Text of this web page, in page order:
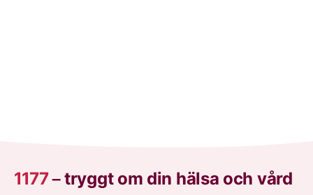
1177–tryggt om din hälsa och vård